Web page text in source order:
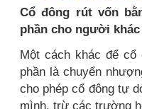
Cổ đông rút vốn
phần cho người khác
Một cách khác để
phần là chuyển
cho phép cổ đông tự
mình, trừ các trường